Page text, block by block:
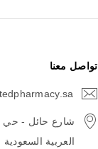
تواصل معنا
شارع حائل - حي
العربية السعودية